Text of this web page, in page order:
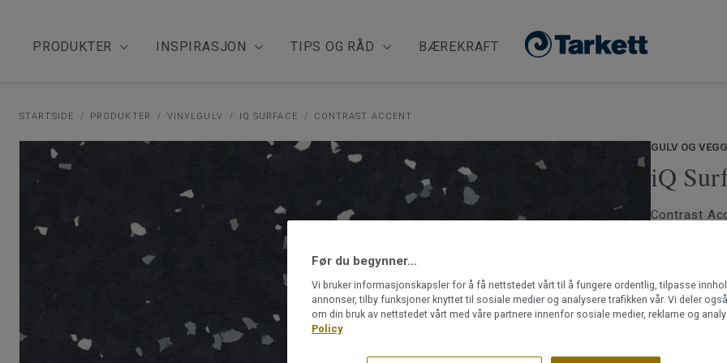
PRODUKTER INSPIRASJON TIPS OG RÅD BÆREKRAFT
STARTSIDE PRODUKTER VINYLGULV IQ SURFACE CONTRAST ACCENT
GULV OG
iQ
Contrast
Milano
hele
med det
holdbart
iQ Surface
Les mer
Gulv til
Før du begynner...
Vi bruker informasjonskapsler for å få nettstedet vårt til å fungere ordentlig, tilpasse
annonser, tilby funksjoner knyttet til sosiale medier og analysere trafikken vår. Vi deler
om din bruk av nettstedet vårt med våre partnere innenfor sosiale medier, reklame og
Policy